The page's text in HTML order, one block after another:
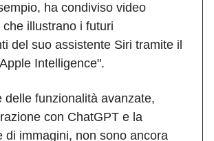
ha condiviso video
illustrano i futuri
del suo assistente Siri tramite il
Intelligence".
delle funzionalità avanzate,
con ChatGPT e la
di immagini, non sono ancora